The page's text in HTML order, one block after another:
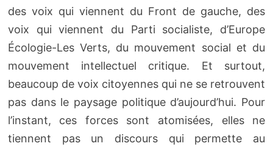
des voix qui viennent du Front de gauche, des
voix qui viennent du Parti socialiste, d’Europe
Écologie-Les Verts, du mouvement social et du
mouvement intellectuel critique. Et surtout,
beaucoup de voix citoyennes qui ne se retrouvent
pas dans le paysage politique d’aujourd’hui. Pour
l’instant, ces forces sont atomisées, elles ne
tiennent pas un discours qui permette au